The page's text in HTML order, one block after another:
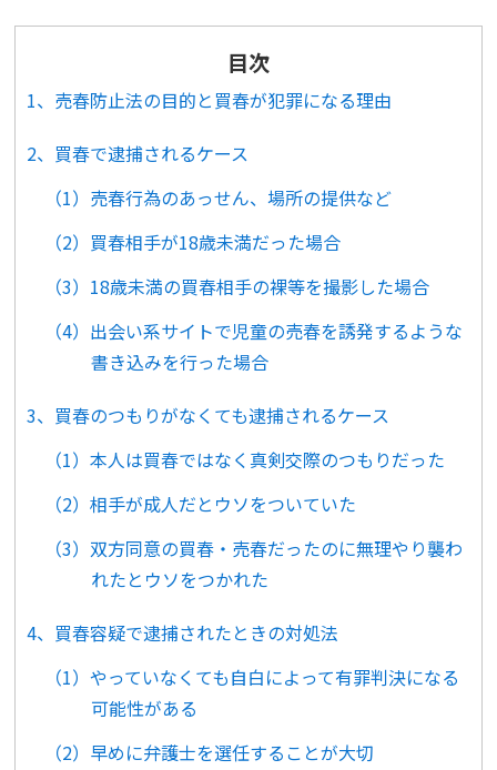
目次
1、売春防止法の目的と買春が犯罪になる理由
2、買春で逮捕されるケース
（1）売春行為のあっせん、場所の提供など
（2）買春相手が18歳未満だった場合
（3）18歳未満の買春相手の裸等を撮影した場合
（4）出会い系サイトで児童の売春を誘発するような
書き込みを行った場合
3、買春のつもりがなくても逮捕されるケース
（1）本人は買春ではなく真剣交際のつもりだった
（2）相手が成人だとウソをついていた
（3）双方同意の買春・売春だったのに無理やり襲わ
れたとウソをつかれた
4、買春容疑で逮捕されたときの対処法
（1）やっていなくても自白によって有罪判決になる
可能性がある
（2）早めに弁護士を選任することが大切